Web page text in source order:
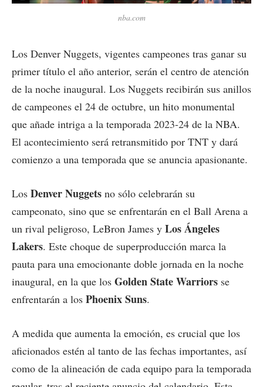
nba.com
Los Denver Nuggets, vigentes campeones tras ganar su
primer título el año anterior, serán el centro de atención
de la noche inaugural. Los Nuggets recibirán sus anillos
de campeones el 24 de octubre, un hito monumental
que añade intriga a la temporada 2023-24 de la NBA.
El acontecimiento será retransmitido por TNT y dará
comienzo a una temporada que se anuncia apasionante.
Los Denver Nuggets no sólo celebrarán su
campeonato, sino que se enfrentarán en el Ball Arena a
un rival peligroso, LeBron James y Los Ángeles
Lakers. Este choque de superproducción marca la
pauta para una emocionante doble jornada en la noche
inaugural, en la que los Golden State Warriors se
enfrentarán a los Phoenix Suns.
A medida que aumenta la emoción, es crucial que los
aficionados estén al tanto de las fechas importantes, así
como de la alineación de cada equipo para la temporada